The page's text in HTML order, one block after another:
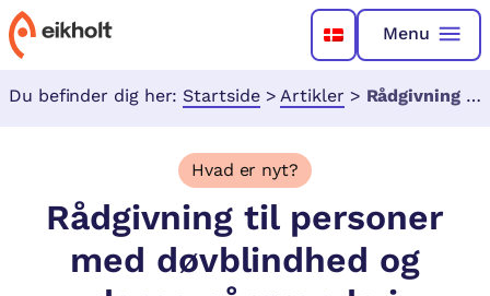
Menu
Du befinder dig her: Startside > Artikler > Rådgivning til personer med døvblindhed og deres pårørende i forbindelse med coronavirus og covid-19
Hvad er nyt?
Rådgivning til personer
med døvblindhed og